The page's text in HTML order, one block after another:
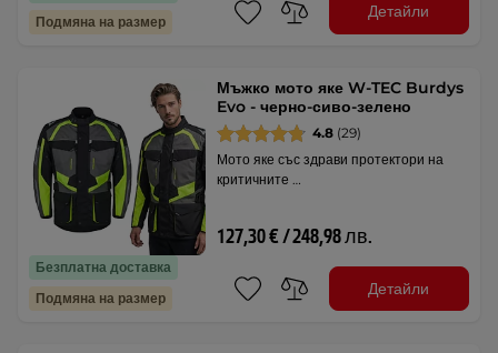
Подмяна на размер
Детайли
Безплатна доставка
Подмяна на размер
Мъжко мото яке W-TEC Burdys
Evo - черно-сиво-зелено
4.8 (29)
Мото яке със здрави протектори на
критичните …
127,30 € / 248,98 лв.
Детайли